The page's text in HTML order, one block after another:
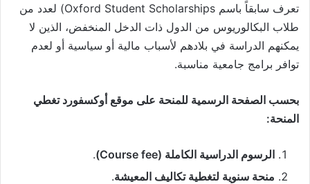
تعرف سابقاً باسم Oxford Student Scholarships) لعدد من
طلاب البكالوريوس من الدول ذات الدخل المنخفض، الذين لا
يمكنهم الدراسة في بلادهم لأسباب مالية أو سياسية أو لعدم
توافر برامج جامعية مناسبة.
بحسب الصفحة الرسمية للمنحة على موقع أوكسفورد تغطي
المنحة:
الرسوم الدراسية الكاملة (Course fee)
.
منحة سنوية لتغطية تكاليف المعيشة.